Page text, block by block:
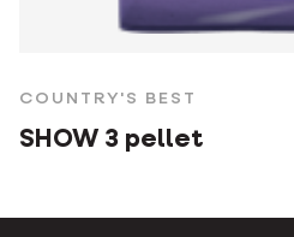
COUNTRY'S BEST
SHOW 3 pellet